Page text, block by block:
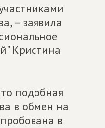
– заявила
Кристина
подобная
в обмен на
в